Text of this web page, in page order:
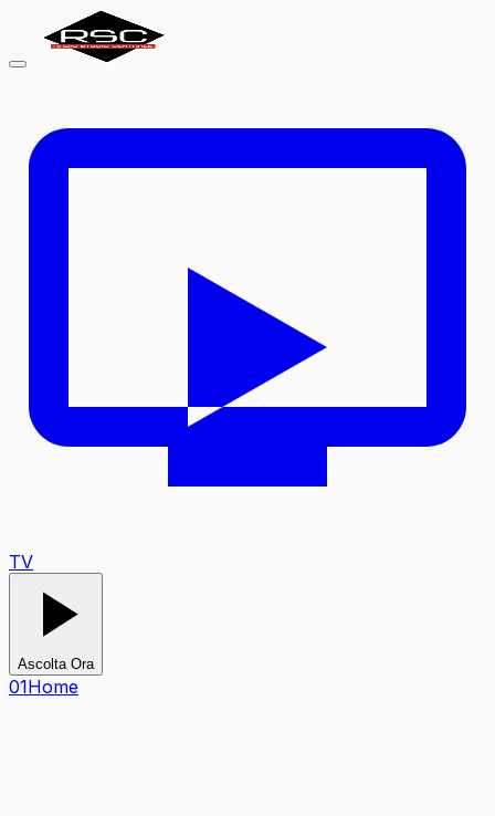
Ascolta Ora
01Home